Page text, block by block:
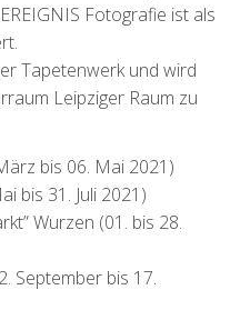
Fotografie ist als
Tapetenwerk und wird
Leipziger Raum zu
bis 06. Mai 2021)
bis 31. Juli 2021)
Wurzen (01. bis 28.
September bis 17.